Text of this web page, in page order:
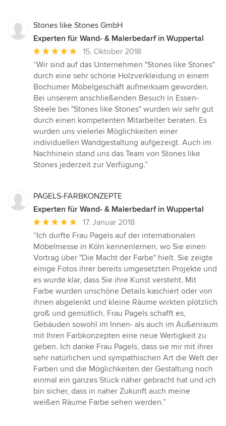
Stones like Stones GmbH
Experten für Wand- & Malerbedarf in Wuppertal
Durchschnittliche
Bewertung:
5
von
5
Sternen
15. Oktober 2018
“Wir sind auf das Unternehmen "Stones like Stones"
durch eine sehr schöne Holzverkleidung in einem
Bochumer Möbelgeschäft aufmerksam geworden.
Bei unserem anschließenden Besuch in Essen-
Steele bei "Stones like Stones" wurden wir sehr gut
durch einen kompetenten Mitarbeiter beraten. Es
wurden uns vielerlei Möglichkeiten einer
individuellen Wandgestaltung aufgezeigt. Auch im
Nachhinein stand uns das Team von Stones like
Stones jederzeit zur Verfügung.”
PAGELS-FARBKONZEPTE
Experten für Wand- & Malerbedarf in Wuppertal
Durchschnittliche
Bewertung:
5
von
5
Sternen
17. Januar 2018
“Ich durfte Frau Pagels auf der internationalen
Möbelmesse in Köln kennenlernen, wo Sie einen
Vortrag über "Die Macht der Farbe" hielt. Sie zeigte
einige Fotos ihrer bereits umgesetzten Projekte und
es wurde klar, dass Sie ihre Kunst versteht. Mit
Farbe wurden unschöne Details kaschiert oder von
ihnen abgelenkt und kleine Räume wirkten plötzlich
groß und gemütlich. Frau Pagels schafft es,
Gebäuden sowohl im Innen- als auch im Außenraum
mit Ihren Farbkonzepten eine neue Wertigkeit zu
geben. Ich danke Frau Pagels, dass sie mir mit ihrer
sehr natürlichen und sympathischen Art die Welt der
Farben und die Möglichkeiten der Gestaltung noch
einmal ein ganzes Stück näher gebracht hat und ich
bin sicher, dass in naher Zukunft auch meine
weißen Räume Farbe sehen werden.”